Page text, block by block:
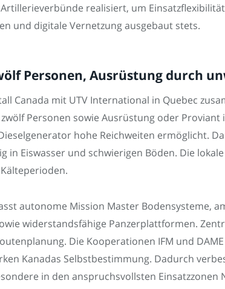
realisiert, um
und digitale Vernetzung ausgebaut stets.
Personen, Ausrüstung durch
Canada mit UTV International in Quebec
Personen sowie Ausrüstung oder
hohe Reichweiten ermöglicht.
in Eiswasser und schwierigen Böden. Die
autonome Mission Master Bodensysteme,
widerstandsfähige Panzerplattformen.
Die Kooperationen IFM und
Kanadas Selbstbestimmung. Dadurch
in den anspruchsvollsten Einsatzzonen